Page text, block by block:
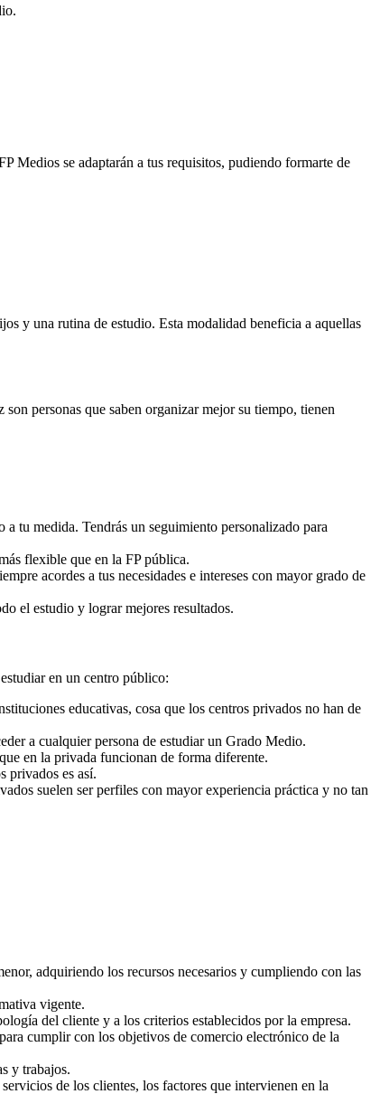
Medios se adaptarán a tus requisitos, pudiendo formarte de
y una rutina de estudio. Esta modalidad beneficia a aquellas
personas que saben organizar mejor su tiempo, tienen
a tu medida. Tendrás un seguimiento personalizado para
flexible que en la FP pública.
acordes a tus necesidades e intereses con mayor grado de
el estudio y lograr mejores resultados.
en un centro público:
educativas, cosa que los centros privados no han de
a cualquier persona de estudiar un Grado Medio.
en la privada funcionan de forma diferente.
privados es así.
suelen ser perfiles con mayor experiencia práctica y no tan
adquiriendo los recursos necesarios y cumpliendo con las
vigente.
del cliente y a los criterios establecidos por la empresa.
cumplir con los objetivos de comercio electrónico de la
y trabajos.
de los clientes, los factores que intervienen en la